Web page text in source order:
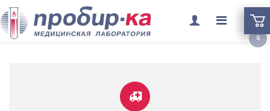
меню
0